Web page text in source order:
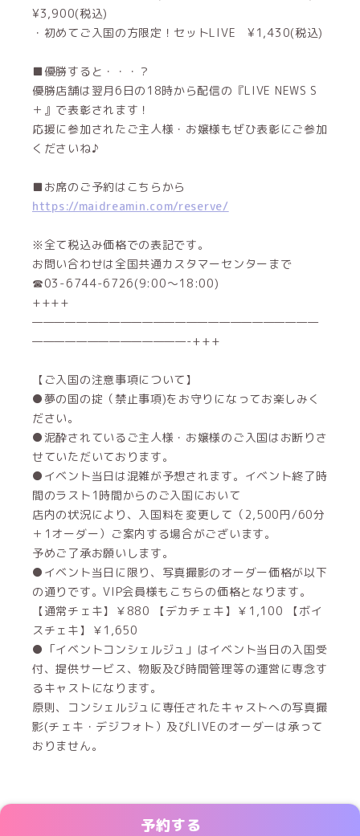
¥3,900(税込)
・初めてご入国の方限定！セットLIVE ¥1,430(税込)
■優勝すると・・・？
優勝店舗は翌月6日の18時から配信の『LIVE NEWS S
＋』で表彰されます！
応援に参加されたご主人様・お嬢様もぜひ表彰にご参加
くださいね♪
■お席のご予約はこちらから
https://maidreamin.com/reserve/
※全て税込み価格での表記です。
お問い合わせは全国共通カスタマーセンターまで
☎03-6744-6726(9:00～18:00)
++++
——————————————————————————
——————————————-+++
【ご入国の注意事項について】
●夢の国の掟（禁止事項)をお守りになってお楽しみく
ださい。
●泥酔されているご主人様・お嬢様のご入国はお断りさ
せていただいております。
●イベント当日は混雑が予想されます。イベント終了時
間のラスト1時間からのご入国において
店内の状況により、入国料を変更して（2,500円/60分
＋1オーダー）ご案内する場合がございます。
予めご了承お願いします。
●イベント当日に限り、写真撮影のオーダー価格が以下
の通りです。VIP会員様もこちらの価格となります。
【通常チェキ】￥880 【デカチェキ】￥1,100 【ボイ
スチェキ】￥1,650
●「イベントコンシェルジュ」はイベント当日の入国受
付、提供サービス、物販及び時間管理等の運営に専念す
るキャストになります。
原則、コンシェルジュに専任されたキャストへの写真撮
影(チェキ・デジフォト）及びLIVEのオーダーは承って
おりません。
予約する